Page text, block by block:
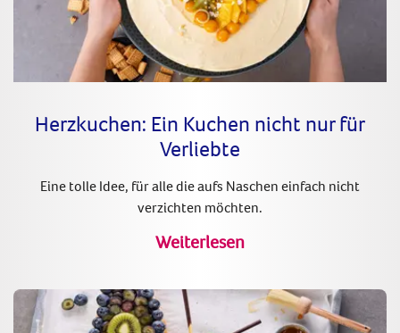
Herzkuchen: Ein Kuchen nicht nur für
Verliebte
Eine tolle Idee, für alle die aufs Naschen einfach nicht
verzichten möchten.
Weiterlesen